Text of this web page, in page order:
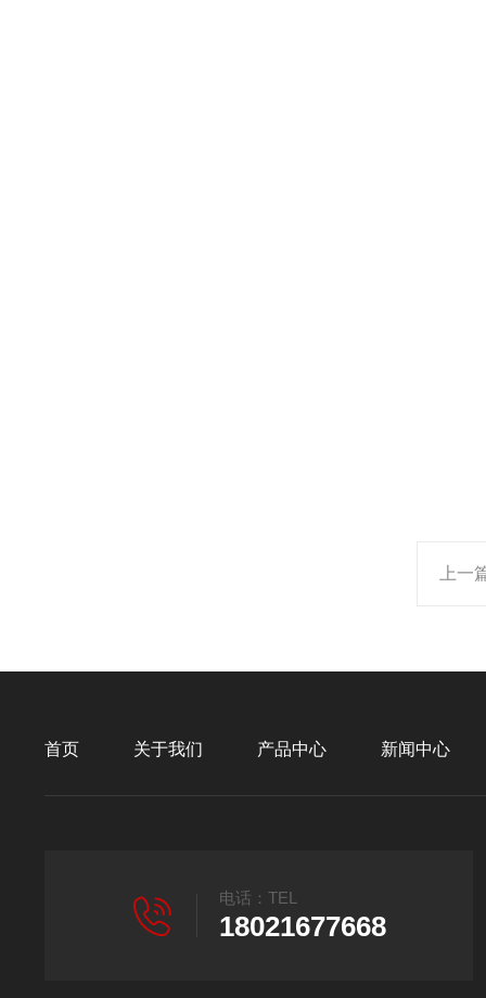
上一
首页 关于我们 产品中心 新闻中心
电话：TEL
18021677668